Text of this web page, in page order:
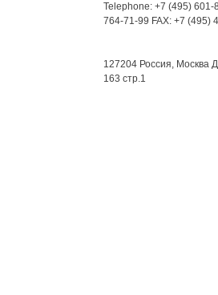
Telephone: +7 (495) 601-
764-71-99 FAX: +7 (495)
127204 Россия, Москва
163 стр.1